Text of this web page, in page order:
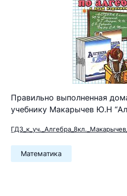
Правильно выполненная
учебнику Макарычев Ю.Н “
Математика